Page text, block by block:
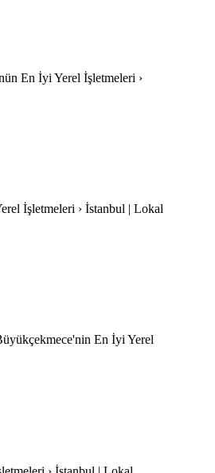
En İyi Yerel İşletmeleri ›
İşletmeleri › İstanbul | Lokal
En İyi Yerel